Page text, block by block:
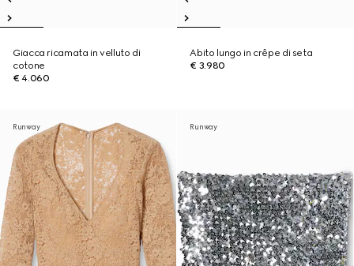
Giacca ricamata in velluto di
cotone
€ 4.060
Abito lungo in crêpe di seta
€ 3.980
Runway Runway